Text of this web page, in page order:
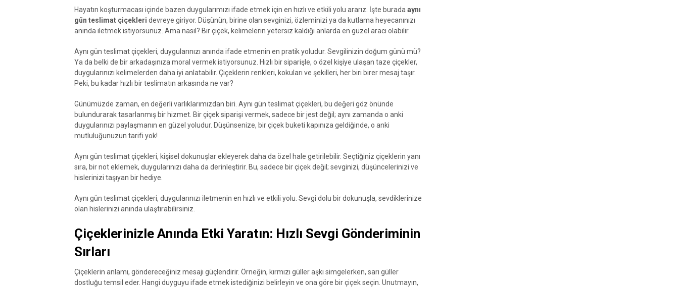
Hayatın koşturmacası içinde bazen duygularımızı ifade etmek için en hızlı ve etkili yolu ararız. İşte burada aynı
gün teslimat çiçekleri devreye giriyor. Düşünün, birine olan sevginizi, özleminizi ya da kutlama heyecanınızı
anında iletmek istiyorsunuz. Ama nasıl? Bir çiçek, kelimelerin yetersiz kaldığı anlarda en güzel aracı olabilir.
Aynı gün teslimat çiçekleri, duygularınızı anında ifade etmenin en pratik yoludur. Sevgilinizin doğum günü mü?
Ya da belki de bir arkadaşınıza moral vermek istiyorsunuz. Hızlı bir siparişle, o özel kişiye ulaşan taze çiçekler,
duygularınızı kelimelerden daha iyi anlatabilir. Çiçeklerin renkleri, kokuları ve şekilleri, her biri birer mesaj taşır.
Peki, bu kadar hızlı bir teslimatın arkasında ne var?
Günümüzde zaman, en değerli varlıklarımızdan biri. Aynı gün teslimat çiçekleri, bu değeri göz önünde
bulundurarak tasarlanmış bir hizmet. Bir çiçek siparişi vermek, sadece bir jest değil; aynı zamanda o anki
duygularınızı paylaşmanın en güzel yoludur. Düşünsenize, bir çiçek buketi kapınıza geldiğinde, o anki
mutluluğunuzun tarifi yok!
Aynı gün teslimat çiçekleri, kişisel dokunuşlar ekleyerek daha da özel hale getirilebilir. Seçtiğiniz çiçeklerin yanı
sıra, bir not eklemek, duygularınızı daha da derinleştirir. Bu, sadece bir çiçek değil; sevginizi, düşüncelerinizi ve
hislerinizi taşıyan bir hediye.
Aynı gün teslimat çiçekleri, duygularınızı iletmenin en hızlı ve etkili yolu. Sevgi dolu bir dokunuşla, sevdiklerinize
olan hislerinizi anında ulaştırabilirsiniz.
Çiçeklerinizle Anında Etki Yaratın: Hızlı Sevgi Gönderiminin
Sırları
Çiçeklerin anlamı, göndereceğiniz mesajı güçlendirir. Örneğin, kırmızı güller aşkı simgelerken, sarı güller
dostluğu temsil eder. Hangi duyguyu ifade etmek istediğinizi belirleyin ve ona göre bir çiçek seçin. Unutmayın,